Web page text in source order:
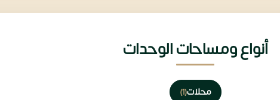
أنواع ومساحات الوحدات
محلات(1)